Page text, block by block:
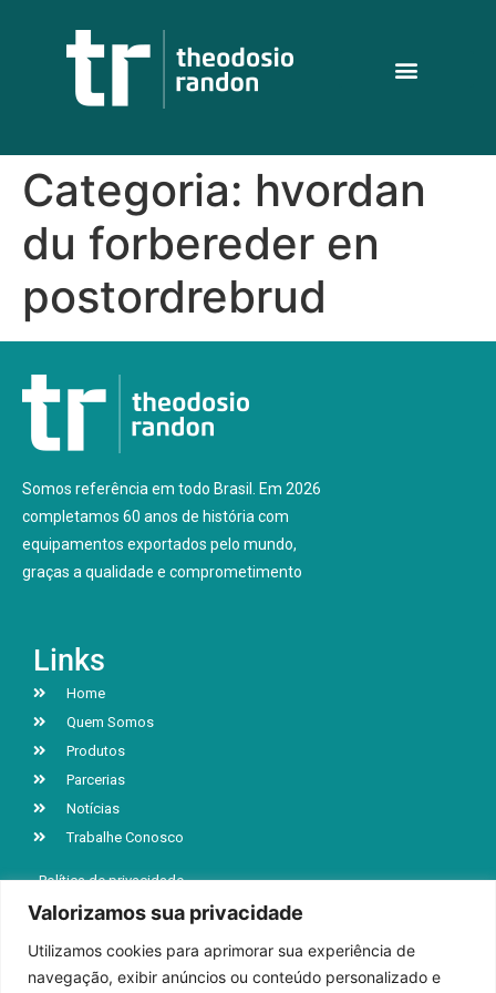
Valorizamos sua privacidade
Utilizamos cookies para aprimorar sua experiência de
navegação, exibir anúncios ou conteúdo personalizado e
Categoria: hvordan
du forbereder en
postordrebrud
Somos referência em todo Brasil. Em 2026
completamos 60 anos de história com
equipamentos exportados pelo mundo,
graças a qualidade e comprometimento
Links
Home
Quem Somos
Produtos
Parcerias
Notícias
Trabalhe Conosco
Política de privacidade
R. Jacob Luchesi, n° 5039, Bairro Santa Lúcia
Caxias do Sul | RS | CEP 95032-000